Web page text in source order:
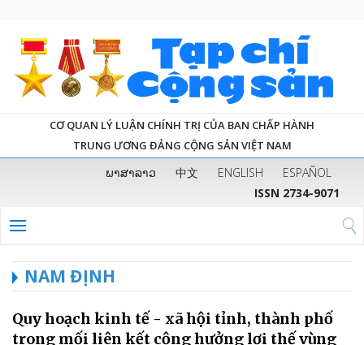
CƠ QUAN LÝ LUẬN CHÍNH TRỊ CỦA BAN CHẤP HÀNH
TRUNG ƯƠNG ĐẢNG CỘNG SẢN VIỆT NAM
ພາສາລາວ 中文 ENGLISH
ESPAÑOL
ISSN 2734-9071
NAM ĐỊNH
Quy hoạch kinh tế - xã hội tỉnh, thành phố
trong mối liên kết cộng hưởng lợi thế vùng